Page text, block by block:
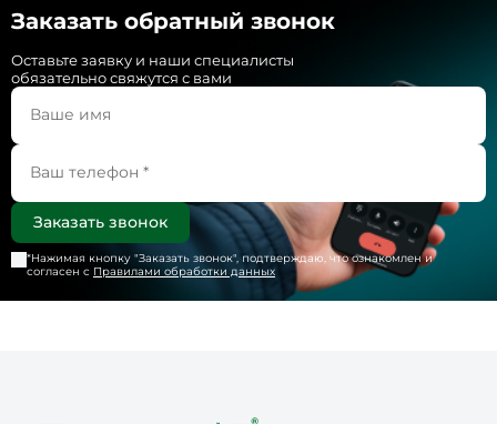
Заказать обратный звонок
Оставьте заявку и наши специалисты
обязательно свяжутся с вами
*Нажимая кнопку "Заказать звонок", подтверждаю, что ознакомлен и
согласен с Правилами обработки данных